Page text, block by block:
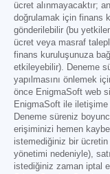
ücret alınmayacaktır;
doğrulamak için finans
gönderilebilir (bu
ücret veya masraf
finans kuruluşunuza
etkileyebilir). Deneme
yapılmasını önlemek
önce EnigmaSoft web
EnigmaSoft ile
Deneme süreniz
erişiminizi hemen
istemediğiniz bir
yönetimi nedeniyle),
istediğiniz zaman iptal